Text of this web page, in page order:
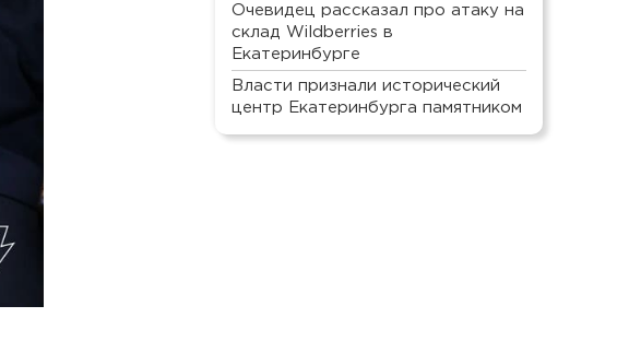
Очевидец рассказал про атаку на
склад Wildberries в
Екатеринбурге
Власти признали исторический
центр Екатеринбурга памятником